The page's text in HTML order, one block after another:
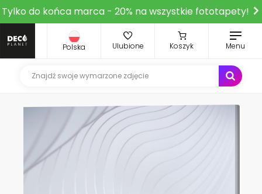
Tylko do końca marca - 20% na wszystkie fototapety!
Polska Ulubione Koszyk Menu